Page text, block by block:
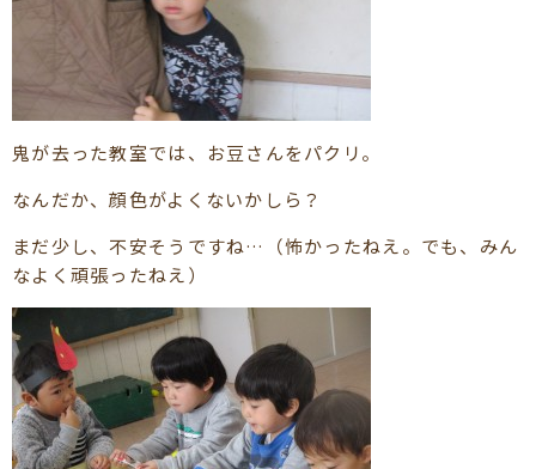
鬼が去った教室では、お豆さんをパクリ。
なんだか、顔色がよくないかしら？
まだ少し、不安そうですね…（怖かったねえ。でも、みん
なよく頑張ったねえ）